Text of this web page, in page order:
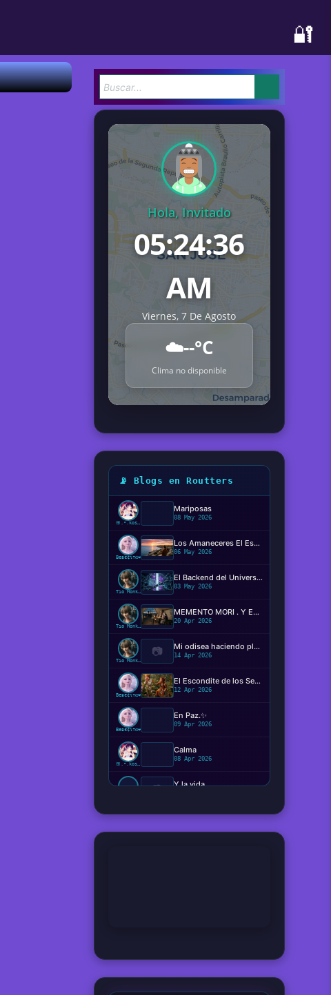
🔐
Hola, Invitado
05:24:37
AM
Viernes, 7 De Agosto
☁️--°C
Clima no disponible
📡 Blogs en Routters
ꕥ.•.kosaki.•.🦋
Mariposas
08 May 2026
Beвє¢ιтα❤️
Los Amaneceres El Espectáculo Silencioso ✨️
06 May 2026
Tío Monkey
El Backend del Universo: Determinismo, Conciencia y el Código de la Realidad
03 May 2026
Tío Monkey
MEMENTO MORI . Y EL MIEDO DE MORIR?
20 Apr 2026
Tío Monkey
📷 Mi odisea haciendo plugins
14 Apr 2026
Beвє¢ιтα❤️
El Escondite de los Sentimientos
12 Apr 2026
Beвє¢ιтα❤️
En Paz.✨️
09 Apr 2026
ꕥ.•.kosaki.•.🦋
Calma
08 Apr 2026
📷 Y la vida...
Tío Monkey
Hemos viajado verdaderamente en el tiempo ?